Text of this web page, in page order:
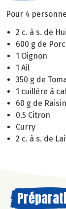
Pour 4
2 c. à s. de
600 g de Porc
1 Oignon
1 Ail
350 g de
1 cuillère à
60 g de
0.5 Citron
Curry
2 c. à s. de